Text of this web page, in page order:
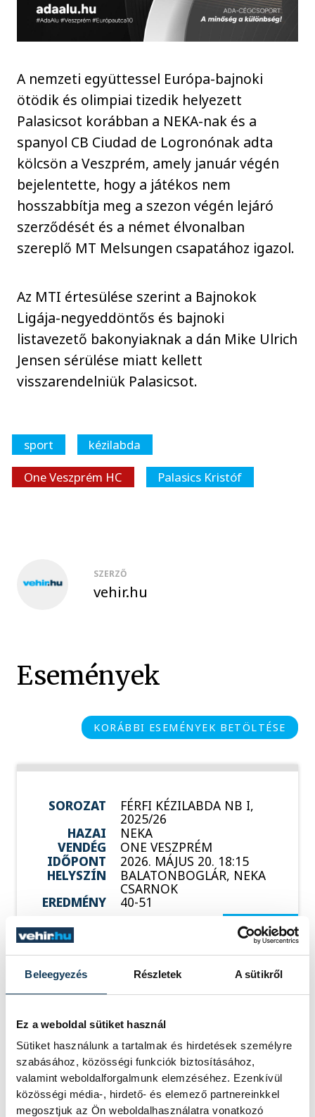
Beleegyezés Részletek A sütikről
Ez a weboldal sütiket használ
Sütiket használunk a tartalmak és hirdetések személyre
szabásához, közösségi funkciók biztosításához,
valamint weboldalforgalmunk elemzéséhez. Ezenkívül
közösségi média-, hirdető- és elemező partnereinkkel
megosztjuk az Ön weboldalhasználatra vonatkozó
A nemzeti együttessel Európa-bajnoki
ötödik és olimpiai tizedik helyezett
Palasicsot korábban a NEKA-nak és a
spanyol CB Ciudad de Logronónak adta
kölcsön a Veszprém, amely január végén
bejelentette, hogy a játékos nem
hosszabbítja meg a szezon végén lejáró
szerződését és a német élvonalban
szereplő MT Melsungen csapatához igazol.
Az MTI értesülése szerint a Bajnokok
Ligája-negyeddöntős és bajnoki
listavezető bakonyiaknak a dán Mike Ulrich
Jensen sérülése miatt kellett
visszarendelniük Palasicsot.
sport
kézilabda
One Veszprém HC
Palasics Kristóf
SZERZŐ
vehir.hu
Események
KORÁBBI ESEMÉNYEK BETÖLTÉSE
SOROZAT FÉRFI KÉZILABDA NB I,
2025/26
HAZAI
NEKA
VENDÉG
ONE VESZPRÉM
IDŐPONT
2026. MÁJUS 20. 18:15
HELYSZÍN
BALATONBOGLÁR, NEKA
CSARNOK
EREDMÉNY
40-51
RÉSZLETEK
DÖNTŐ, 2025/26
HAZAI
ONE VESZPRÉM
VENDÉG
OTP BANK-PICK SZEGED
IDŐPONT
2026. MÁJUS 29. 19:00
HELYSZÍN
ONE VESZPRÉM ARÉNA
EREDMÉNY
38-36
RÉSZLETEK